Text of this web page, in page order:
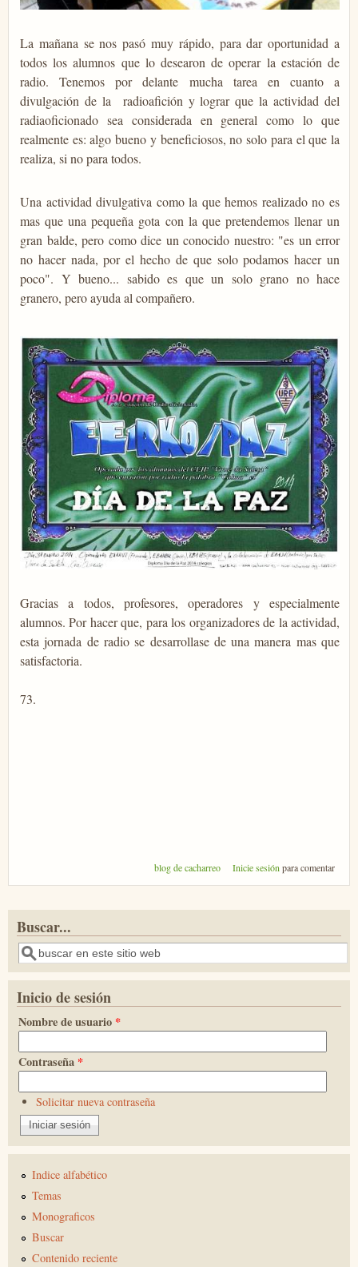
La mañana se nos pasó muy rápido, para dar oportunidad a
todos los alumnos que lo desearon de operar la estación de
radio. Tenemos por delante mucha tarea en cuanto a
divulgación de la radioafición y lograr que la actividad del
radiaoficionado sea considerada en general como lo que
realmente es: algo bueno y beneficiosos, no solo para el que la
realiza, si no para todos.
Una actividad divulgativa como la que hemos realizado no es
mas que una pequeña gota con la que pretendemos llenar un
gran balde, pero como dice un conocido nuestro: "es un error
no hacer nada, por el hecho de que solo podamos hacer un
poco". Y bueno... sabido es que un solo grano no hace
granero, pero ayuda al compañero.
Gracias a todos, profesores, operadores y especialmente
alumnos. Por hacer que, para los organizadores de la actividad,
esta jornada de radio se desarrollase de una manera mas que
satisfactoria.
73.
blog de cacharreo Inicie sesión para comentar
Buscar...
Buscar
Inicio de sesión
Nombre de usuario *
Contraseña *
Solicitar nueva contraseña
Indice alfabético
Temas
Monograficos
Buscar
Contenido reciente